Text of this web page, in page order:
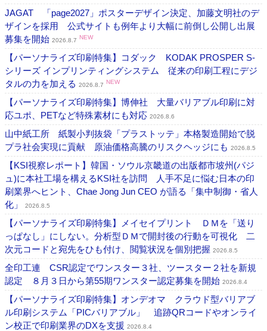
JAGAT 「page2027」ポスターデザイン決定、加藤文明社のデ
ザインを採用 公式サイトも例年より大幅に前倒し公開し出展
募集を開始 2026.8.7 NEW
【パーソナライズ印刷特集】コダック KODAK PROSPER S-
シリーズ インプリンティングシステム 従来の印刷工程にデジ
タルの力を加える 2026.8.7 NEW
【パーソナライズ印刷特集】博伸社 大量バリアブル印刷に対
応ユポ、PETなど特殊素材にも対応 2026.8.6
山中紙工所 紙製小判抜袋「プラストッテ」本格製造開始で脱
プラ社会実現に貢献 原油価格高騰のリスクヘッジにも 2026.8.5
【KSI視察レポート】韓国・ソウル京畿道の出版都市坡州(パジ
ュ)に本社工場を構えるKSI社を訪問 人手不足に悩む日本の印
刷業界へヒント、Chae Jong Jun CEO が語る「集中制御・省人
化」
2026.8.5
【パーソナライズ印刷特集】メイセイプリント ＤＭを「送り
っぱなし」にしない。分析型ＤＭで開封後の行動を可視化 二
次元コードと宛先をひも付け、閲覧状況を個別把握 2026.8.5
全印工連 CSR認定でワンスター３社、ツースター２社を新規
認定 ８月３日から第55期ワンスター認定募集を開始 2026.8.4
【パーソナライズ印刷特集】オンデオマ クラウド型バリアブ
ル印刷システム「PICバリアブル」 追跡QRコードやオンライ
ン校正で印刷業界のDXを支援 2026.8.4